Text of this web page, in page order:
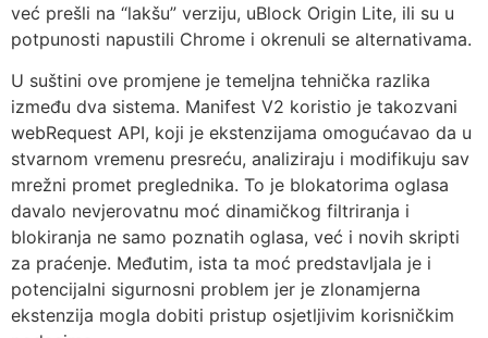
već prešli na “lakšu” verziju, uBlock Origin Lite, ili su u
potpunosti napustili Chrome i okrenuli se alternativama.
U suštini ove promjene je temeljna tehnička razlika
između dva sistema. Manifest V2 koristio je takozvani
webRequest API, koji je ekstenzijama omogućavao da u
stvarnom vremenu presreću, analiziraju i modifikuju sav
mrežni promet preglednika. To je blokatorima oglasa
davalo nevjerovatnu moć dinamičkog filtriranja i
blokiranja ne samo poznatih oglasa, već i novih skripti
za praćenje. Međutim, ista ta moć predstavljala je i
potencijalni sigurnosni problem jer je zlonamjerna
ekstenzija mogla dobiti pristup osjetljivim korisničkim